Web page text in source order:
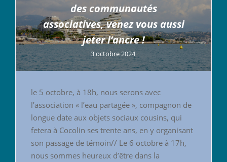
des communautés
associatives, venez vous aussi
jeter l’ancre !
3 octobre 2024
le 5 octobre, à 18h, nous serons avec
l’association « l’eau partagée », compagnon de
longue date aux objets sociaux cousins, qui
fetera à Cocolin ses trente ans, en y organisant
son passage de témoin// Le 6 octobre à 17h,
nous sommes heureux d’être dans la